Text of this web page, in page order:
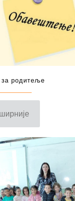
родитеље